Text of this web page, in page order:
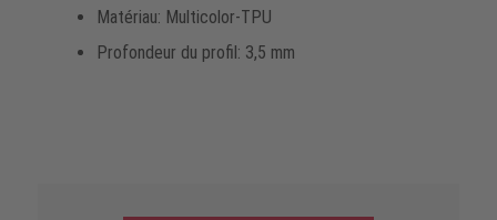
Matériau: Multicolor-TPU
Profondeur du profil: 3,5 mm